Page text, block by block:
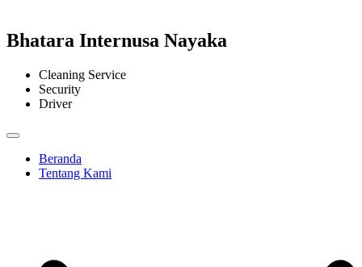
Bhatara Internusa Nayaka
Cleaning Service
Security
Driver
Beranda
Tentang Kami